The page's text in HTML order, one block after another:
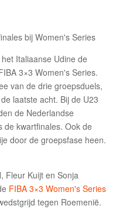
Italiaanse Udine de
3×3 Women's Series.
van de drie groepsduels,
laatste acht. Bij de U23
de Nederlandse
de kwartfinales. Ook de
door de groepsfase heen.
Fleur Kuijt en Sonja
FIBA 3×3 Women's Series
tegen Roemenië.